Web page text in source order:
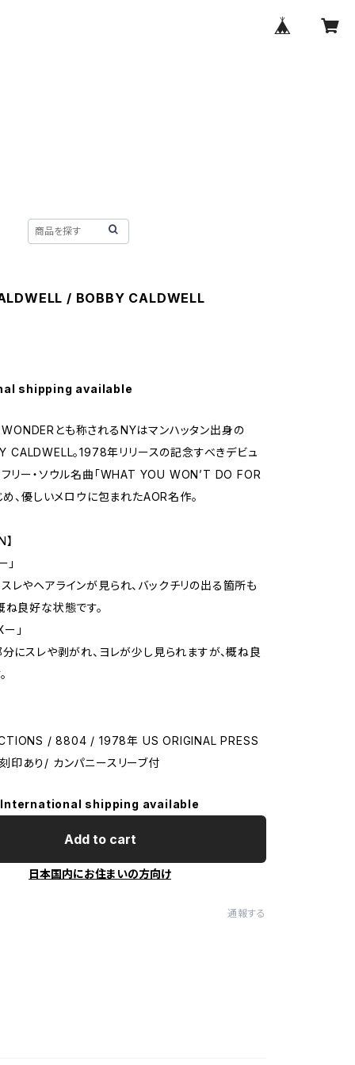
/ BOBBY CALDWELL
shipping available
とも称されるNYはマンハッタン出身の
CALDWELL。1978年リリースの記念すべきデビュ
フリー・ソウル名曲「WHAT YOU WON’T DO FOR
め、優しいメロウに包まれたAOR名作。
」
レやヘアラインが見られ、バックチリの出る箇所も
ね良好な状態です。
」
にスレや剥がれ、ヨレが少し見られますが、概ね良
/ 8804 / 1978年 US ORIGINAL PRESS
印あり/ カンパニースリーブ付
International shipping available
Add to cart
日本国内にお住まいの方向け
通報する